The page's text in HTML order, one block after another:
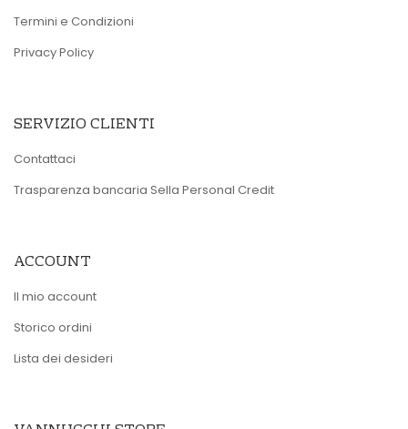
Termini e Condizioni
Privacy Policy
SERVIZIO CLIENTI
Contattaci
Trasparenza bancaria Sella Personal Credit
ACCOUNT
Il mio account
Storico ordini
Lista dei desideri